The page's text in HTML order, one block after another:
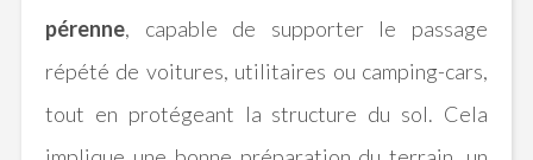
pérenne, capable de supporter le passage
répété de voitures, utilitaires ou camping-cars,
tout en protégeant la structure du sol. Cela